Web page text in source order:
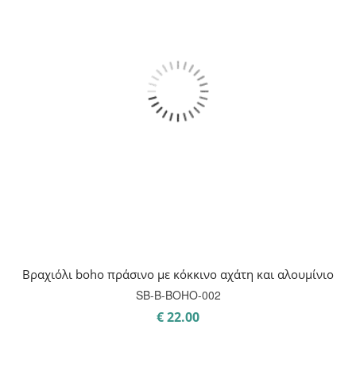
Βραχιόλι boho πράσινο με κόκκινο αχάτη και αλουμίνιο
SB-B-BOHO-002
€22.00